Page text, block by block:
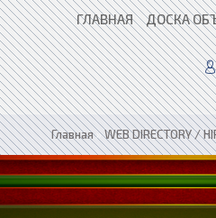
ГЛАВНАЯ ДОСКА
Главная»WEB DIRECTORY /